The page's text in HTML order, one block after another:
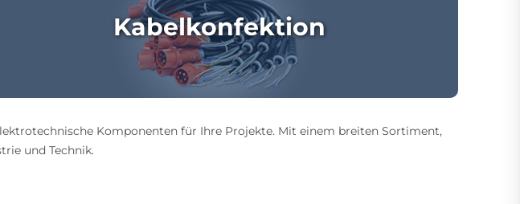
Kabelkonfektion
Komponenten für Ihre Projekte. Mit einem breiten Sortiment,
und Technik.